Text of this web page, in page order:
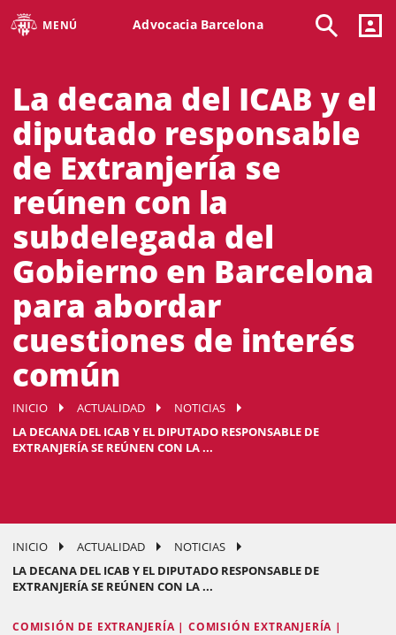
MENÚ Advocacia Barcelona
La decana del ICAB y el
diputado responsable
de Extranjería se
reúnen con la
subdelegada del
Gobierno en Barcelona
para abordar
cuestiones de interés
común
INICIO ACTUALIDAD
NOTICIAS
LA DECANA DEL ICAB Y EL DIPUTADO RESPONSABLE DE
EXTRANJERÍA SE REÚNEN CON LA ...
INICIO ACTUALIDAD
NOTICIAS
LA DECANA DEL ICAB Y EL DIPUTADO RESPONSABLE DE
EXTRANJERÍA SE REÚNEN CON LA ...
COMISIÓN DE EXTRANJERÍA | COMISIÓN EXTRANJERÍA |